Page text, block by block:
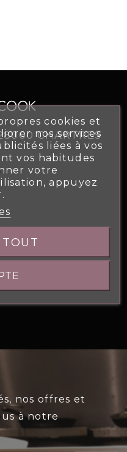
CHARTRES
nos offres et
à notre
cookies et
nos services
liées à vos
vos habitudes
votre
appuyez
TOUT